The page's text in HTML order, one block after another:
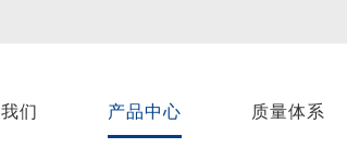
们 产品中心 质量体系